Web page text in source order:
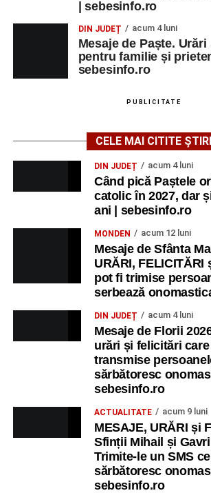
| sebesinfo.ro
DIN JUDEȚ acum 4 luni
Mesaje de Paște.
pentru familie și
sebesinfo.ro
PUBLICITATE
CELE MAI CITITE ȘTIRI
DIN JUDEȚ acum 4 luni
Când pică Paștele
catolic în 2027, dar
ani | sebesinfo.ro
MONDEN acum 12 luni
Mesaje de Sfânta
URĂRI, FELICITĂRI
pot fi trimise
serbează
DIN JUDEȚ acum 4 luni
Mesaje de Florii
urări și felicitări
transmise
sărbătoresc
sebesinfo.ro
ACTUALITATE acum 9 luni
MESAJE, URĂRI și
Sfinții Mihail și
Trimite-le un SMS
sărbătoresc
sebesinfo.ro